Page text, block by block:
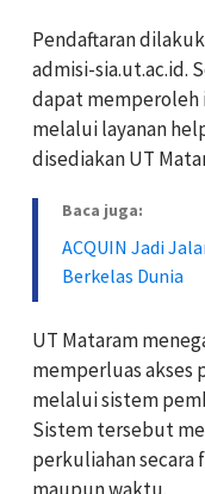
Pendaftaran
admisi-sia.ut.ac.id.
dapat memperoleh
melalui layanan
disediakan UT
Baca juga:
ACQUIN Jadi
Berkelas Dunia
UT Mataram
memperluas akses
melalui sistem
Sistem tersebut
perkuliahan
maupun waktu.